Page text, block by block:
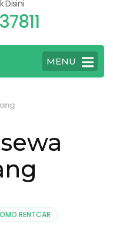
Disini
MENU
RENTCAR